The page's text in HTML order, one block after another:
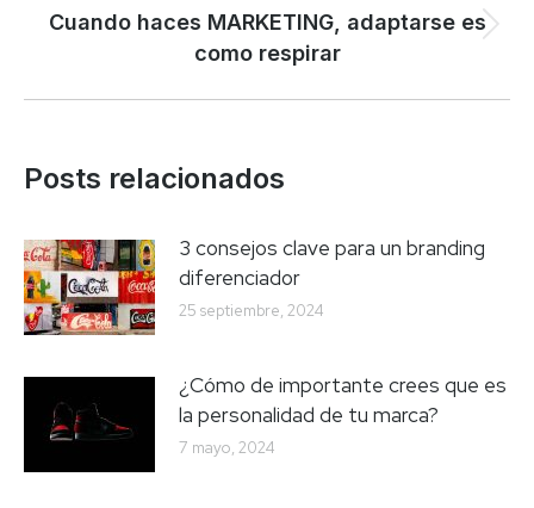
Publicación
siguiente:
Cuando haces MARKETING, adaptarse es
como respirar
Posts relacionados
3 consejos clave para un branding
diferenciador
25 septiembre, 2024
¿Cómo de importante crees que es
la personalidad de tu marca?
7 mayo, 2024